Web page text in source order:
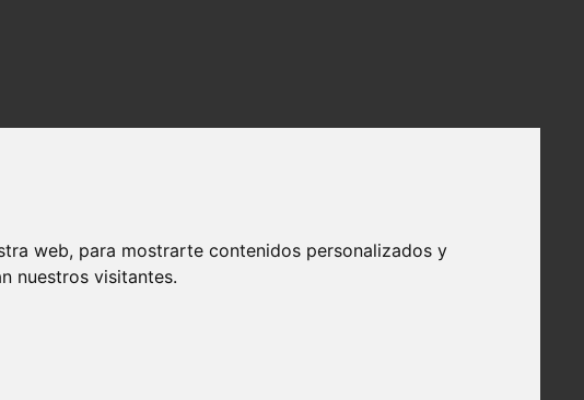
web, para mostrarte contenidos personalizados y
nuestros visitantes.